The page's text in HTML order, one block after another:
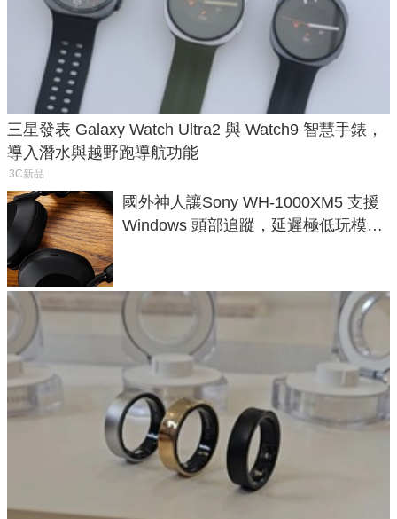
三星發表 Galaxy Watch Ultra2 與 Watch9 智慧手錶，
導入潛水與越野跑導航功能
3C新品
國外神人讓Sony WH-1000XM5 支援
Windows 頭部追蹤，延遲極低玩模擬